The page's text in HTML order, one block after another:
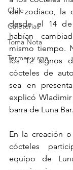
Chile
Cafeterias
Toma Nota
Termas y spa
del zodiaco, la
desde el 14 de
habían
mismo tiempo.
los 12 signos
cócteles de
sea en
explicó
barra de Luna Bar.
En la creación
cócteles
equipo de